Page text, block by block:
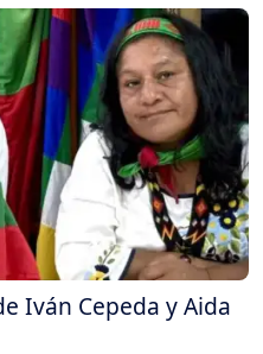
Iván Cepeda y Aida